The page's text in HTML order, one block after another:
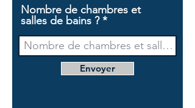
Nombre de chambres et
salles de bains ?
Envoyer